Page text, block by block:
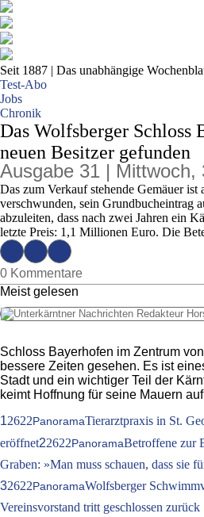
Seit 1887 | Das unabhängige
Test-Abo
Jobs
Chronik
Das Wolfsberger Schloss
neuen Besitzer gefunden
Ausgabe 31 | Mittwoch,
Das zum Verkauf stehende Gemäuer ist
verschwunden, sein Grundbucheintrag
abzuleiten, dass nach zwei Jahren ein
letzte Preis: 1,1 Millionen Euro. Die
0 Kommentare
Meist gelesen
Schloss Bayerhofen im Zentrum
bessere Zeiten gesehen. Es ist
Stadt und ein wichtiger Teil der
keimt Hoffnung für seine Mauern
12622PanoramaTierarztpraxis in St.
eröffnet22622PanoramaBetroffene zur
Graben: »Man muss schauen, dass sie
32622PanoramaWolfsberger
Vereinsvorstand tritt geschlossen zurück